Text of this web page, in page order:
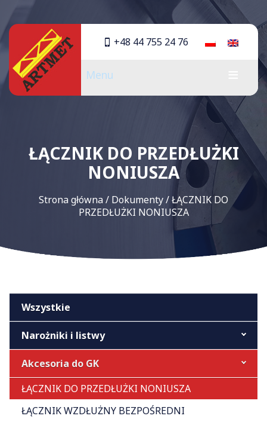
+48 44 755 24 76
Menu
ŁĄCZNIK DO PRZEDŁUŻKI
NONIUSZA
Strona główna/ Dokumenty/ŁĄCZNIK DO
PRZEDŁUŻKI NONIUSZA
Wszystkie
Narożniki i listwy
Akcesoria do GK
ŁĄCZNIK DO PRZEDŁUŻKI NONIUSZA
ŁĄCZNIK WZDŁUŻNY BEZPOŚREDNI